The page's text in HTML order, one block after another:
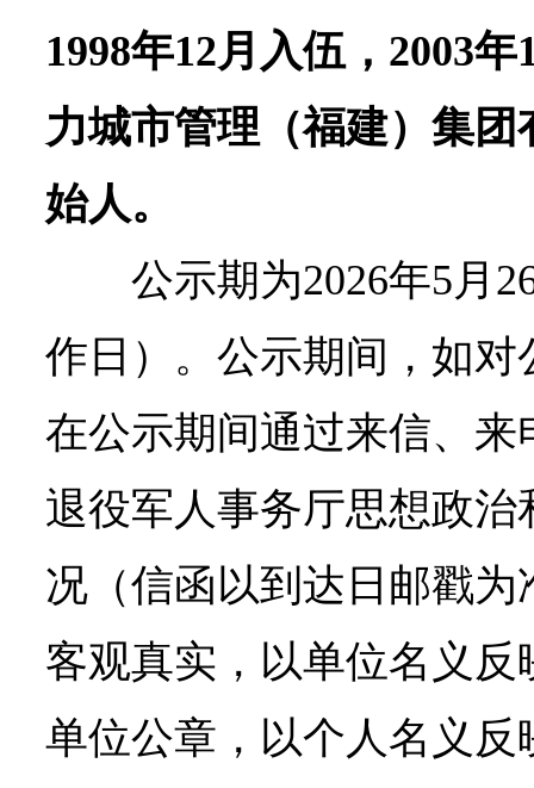
1998年12月入伍，2003
力城市管理（福建）集
始人。
公示期为2026年5月
作日）。公示期间，如
在公示期间通过来信、
退役军人事务厅思想政
况（信函以到达日邮戳
客观真实，以单位名义
单位公章，以个人名义